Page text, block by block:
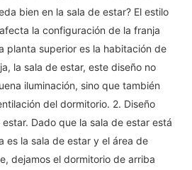
bien en la sala de estar? El estilo
la configuración de la franja
planta superior es la habitación de
la sala de estar, este diseño no
iluminación, sino que también
del dormitorio. 2. Diseño
Dado que la sala de estar está
es la sala de estar y el área de
dejamos el dormitorio de arriba